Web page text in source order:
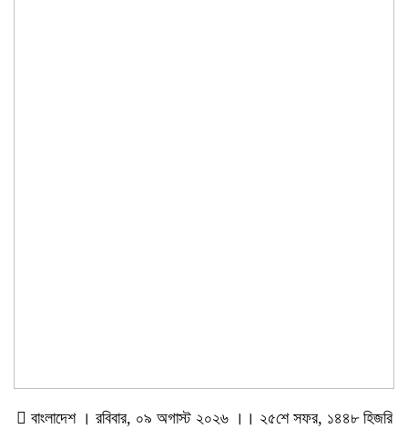
বাংলাদেশ । রবিবার, ০৯ অগাস্ট ২০২৬ ।। ২৫শে সফর, ১৪৪৮ হিজরি